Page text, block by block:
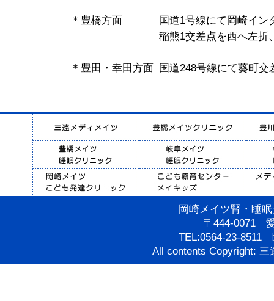
＊豊橋方面
国道1号線にて岡崎イン
稲熊1交差点を西へ左折
＊豊田・幸田方面 国道248号線にて葵町
岡崎メイツ腎・睡
〒444-0071
TEL:0564-23-8511
All contents Copyright: